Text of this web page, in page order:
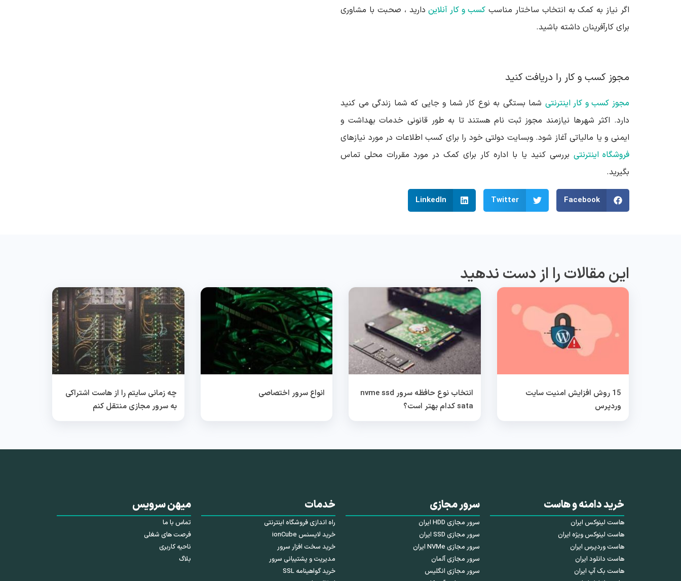
اگر نیاز به کمک به انتخاب ساختار مناسب کسب و کار آنلایندارید ، صحبت با مشاوری
برای کارآفرینان داشته باشید.
مجوز کسب و کار را دریافت کنید
مجوزکسب و کار اینترنتی شما بستگی به نوع کار شما و جایی که شما زندگی می کنید
دارد. اکثر شهرها نیازمند مجوز ثبت نام هستند تا به طور قانونی خدمات بهداشت و
ایمنی و یا مالیاتی آغاز شود. وبسایت دولتی خود را برای کسب اطلاعات در مورد نیازهای
فروشگاه اینترنتی بررسی کنید یا با اداره کار برای کمک در مورد مقررات محلی تماس
بگیرید.
Facebook
Twitter
LinkedIn
این مقالات را از دست ندهید
15 روش افزایش امنیت سایت
وردپرس
انتخاب نوع حافظه سرور nvme ssd
sata کدام بهتر است؟
انواع سرور اختصاصی
چه زمانی سایتم را از هاست اشتراکی
به سرور مجازی منتقل کنم
خرید دامنه و هاست
هاست لینوکس ایران
هاست لینوکس ویژه ایران
هاست وردپرس ایران
هاست دانلود ایران
هاست بک آپ ایران
سرور مجازی
سرور مجازی HDD ایران
سرور مجازی SSD ایران
سرور مجازی NVMe ایران
سرور مجازی آلمان
سرور مجازی انگلیس
خدمات
راه اندازی فروشگاه اینترنتی
خرید لایسنس ionCube
خرید سخت افزار سرور
مدیریت و پشتیبانی سرور
خرید گواهینامه SSL
میهن سرویس
تماس با ما
فرصت های شغلی
ناحیه کاربری
بلاگ